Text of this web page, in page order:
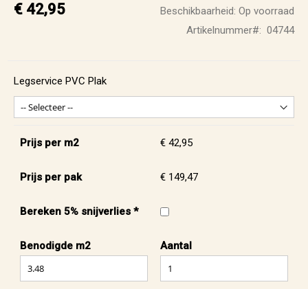
€ 42,95 Beschikbaarheid: Op voorraad
Artikelnummer
04744
Legservice PVC Plak
Prijs per m2 € 42,95
Prijs per pak € 149,47
Bereken 5% snijverlies *
Benodigde m2 Aantal